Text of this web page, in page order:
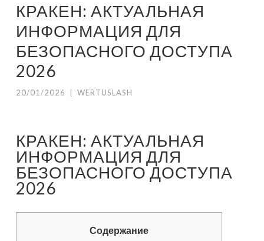
КРАКЕН: АКТУАЛЬНАЯ
ИНФОРМАЦИЯ ДЛЯ
БЕЗОПАСНОГО ДОСТУПА
2026
20/01/2026 WERTUSLASH
КРАКЕН: АКТУАЛЬНАЯ
ИНФОРМАЦИЯ ДЛЯ
БЕЗОПАСНОГО ДОСТУПА
2026
Содержание